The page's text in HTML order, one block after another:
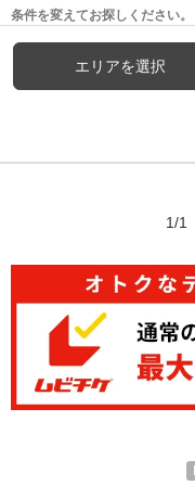
条件を変えてお探しください。
エリアを選択
1/1